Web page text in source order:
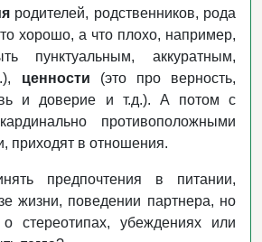
родителей, родственников, рода
хорошо, а что плохо, например,
пунктуальным, аккуратным,
ценности (это про верность,
и доверие и т.д.). А потом с
противоположными
приходят в отношения.
предпочтения в питании,
жизни, поведении партнера, но
стереотипах, убеждениях или